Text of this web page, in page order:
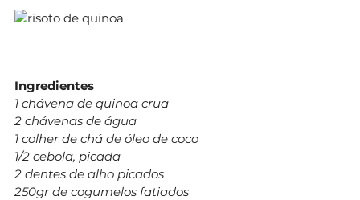
Ingredientes
1 chávena de quinoa crua
2 chávenas de água
1 colher de chá de óleo de coco
1/2 cebola, picada
2 dentes de alho picados
250gr de cogumelos fatiados